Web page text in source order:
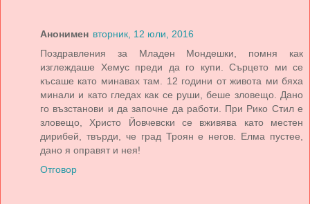
Анонимен вторник, 12 юли, 2016
Поздравления за Младен Мондешки, помня как
изглеждаше Хемус преди да го купи. Сърцето ми се
късаше като минавах там. 12 години от живота ми бяха
минали и като гледах как се руши, беше зловещо. Дано
го възстанови и да започне да работи. При Рико Стил е
зловещо, Христо Йовчевски се вживява като местен
дирибей, твърди, че град Троян е негов. Елма пустее,
дано я оправят и нея!
Отговор